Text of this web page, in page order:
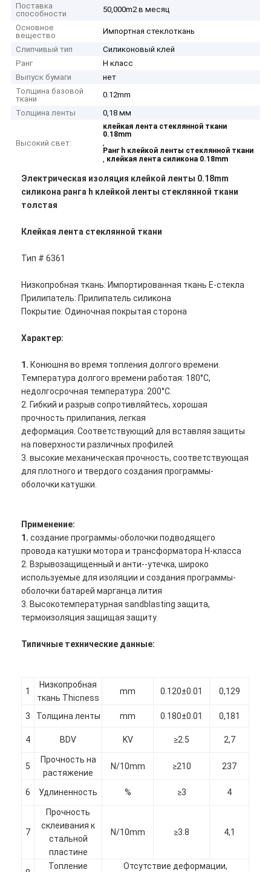
Продукты
О нас
Поставка
способности
50,000m2 в месяц
Основное
вещество
Импортная стеклоткань
Слипчивый тип
Силиконовый клей
Ранг
Н класс
Выпуск бумаги
нет
Толщина базовой
ткани
0.12mm
Толщина ленты
0,18 мм
Высокий свет:
клейкая лента стеклянной ткани
0.18mm
,
Ранг h клейкой ленты стеклянной ткани
, клейкая лента силикона 0.18mm
Электрическая изоляция клейкой ленты 0.18mm
силикона ранга h клейкой ленты стеклянной ткани
толстая
Клейкая лента стеклянной ткани
Тип # 6361
Низкопробная ткань: Импортированная ткань E-стекла
Прилипатель: Прилипатель силикона
Покрытие: Одиночная покрытая сторона
Характер:
1. Конюшня во время топления долгого времени.
Температура долгого времени работая: 180°C,
недолгосрочная температура: 200°C.
2. Гибкий и разрыв сопротивляйтесь, хорошая
прочность прилипания, легкая
деформация. Соответствующий для вставляя защиты
на поверхности различных профилей.
3. высокие механическая прочность, соответствующая
для плотного и твердого создания программы-
оболочки катушки.
Применение:
1.создание программы-оболочки подводящего
провода катушки мотора и трансформатора H-класса
2. Взрывозащищенный и анти--утечка, широко
используемые для изоляции и создания программы-
оболочки батарей марганца лития
3. Высокотемпературная sandblasting защита,
термоизоляция защищая защиту.
Типичные технические данные:
1
Низкопробная
ткань Thicness
mm 0.120±0.01 0,129
3 Толщина ленты mm 0.180±0.01 0,181
4 BDV KV ≥2.5 2,7
5
Прочность на
растяжение
N/10mm ≥210 237
6 Удлиненность % ≥3 4
7
Прочность
склеивания к
стальной
пластине
N/10mm ≥3.8 4,1
Топление Отсутствие деформации,